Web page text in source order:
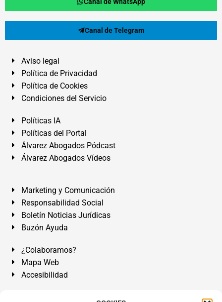
Canal de Telegram
Aviso legal
Política de Privacidad
Política de Cookies
Condiciones del Servicio
Políticas IA
Políticas del Portal
Álvarez Abogados Pódcast
Álvarez Abogados Vídeos
Marketing y Comunicación
Responsabilidad Social
Boletín Noticias Jurídicas
Buzón Ayuda
¿Colaboramos?
Mapa Web
Accesibilidad